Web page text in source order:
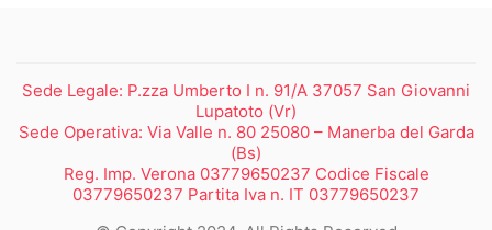
Sede Legale: P.zza Umberto I n. 91/A 37057 San Giovanni
Lupatoto (Vr)
Sede Operativa: Via Valle n. 80 25080 – Manerba del Garda
(Bs)
Reg. Imp. Verona 03779650237 Codice Fiscale
03779650237 Partita Iva n. IT 03779650237